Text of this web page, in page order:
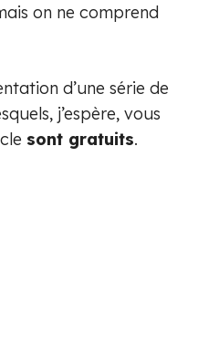
on ne comprend
d’une série de
j’espère, vous
sont gratuits.